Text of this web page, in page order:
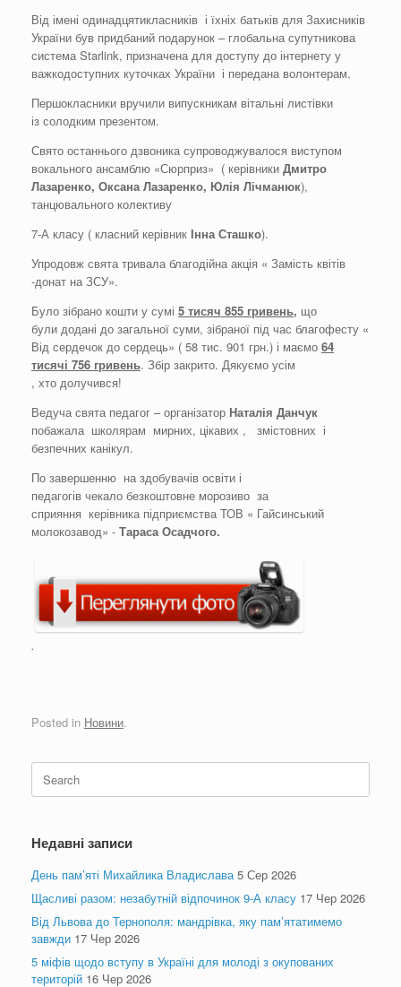
Від імені одинадцятикласників і їхніх батьків для Захисників
України був придбаний подарунок – глобальна супутникова
система Starlink, призначена для доступу до інтернету у
важкодоступних куточках України і передана волонтерам.
Першокласники вручили випускникам вітальні листівки
із солодким презентом.
Свято останнього дзвоника супроводжувалося виступом
вокального ансамблю «Сюрприз» ( керівники Дмитро
Лазаренко, Оксана Лазаренко, Юлія Лічманюк),
танцювального колективу
7-А класу ( класний керівник Інна Сташко).
Упродовж свята тривала благодійна акція « Замість квітів
-донат на ЗСУ».
Було зібрано кошти у сумі 5 тисяч 855 гривень, що
були додані до загальної суми, зібраної під час благофесту «
Від сердечок до сердець» ( 58 тис. 901 грн.) і маємо 64
тисячі 756 гривень. Збір закрито. Дякуємо усім
, хто долучився!
Ведуча свята педагог – організатор Наталія Данчук
побажала школярам мирних, цікавих , змістовних і
безпечних канікул.
По завершенню на здобувачів освіти і
педагогів чекало безкоштовне морозиво за
сприяння керівника підприємства ТОВ « Гайсинський
молокозавод» - ТарасаОсадчого.
.
Posted in Новини.
Search
for:
Недавні записи
День пам’яті Михайлика Владислава 5 Сер 2026
Щасливі разом: незабутній відпочинок 9-А класу 17 Чер 2026
Від Львова до Тернополя: мандрівка, яку пам’ятатимемо
завжди 17 Чер 2026
5 міфів щодо вступу в Україні для молоді з окупованих
територій 16 Чер 2026